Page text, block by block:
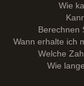
Wie
Berechnen
Wann erhalte ich
Welche
Wie